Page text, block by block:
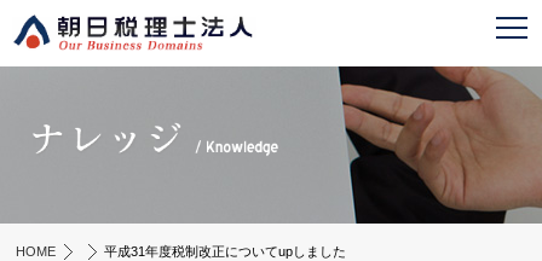
HOME 平成31年度税制改正についてupしました